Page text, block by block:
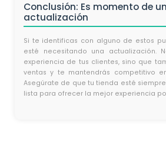
Conclusión: Es momento de
actualización
Si te identificas con alguno de estos
esté necesitando una actualización.
experiencia de tus clientes, sino que
ventas y te mantendrás competitivo
Asegúrate de que tu tienda esté
lista para ofrecer la mejor experiencia